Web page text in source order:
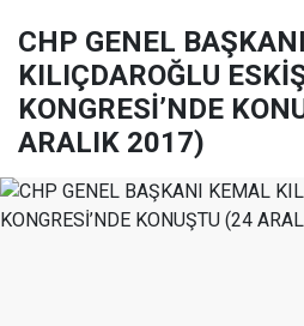
CHP GENEL
KILIÇDAROĞLU
KONGRESİ’NDE
ARALIK 2017)